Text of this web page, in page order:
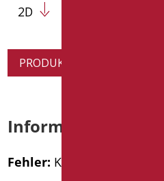
2D
PRODUKTINFORMATION
Informationen
Fehler: Kontaktformular